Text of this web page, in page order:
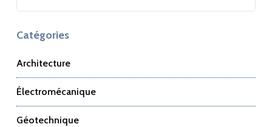
Catégories
Architecture
Électromécanique
Géotechnique